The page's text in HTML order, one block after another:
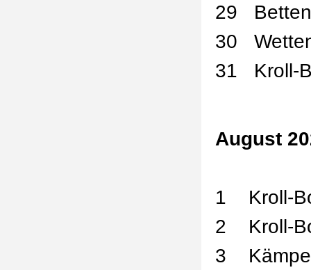
29
30
31 Kroll-
August
1 Kroll-
2 Kroll-
3